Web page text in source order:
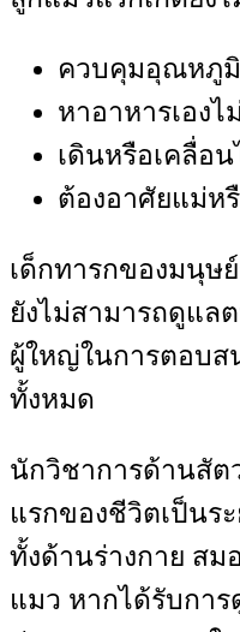
ควบคุมอุณหภูมิ
หาอาหารเองไ
เดินหรือเคลื่อ
ต้องอาศัยแม่ห
เด็กทารกของมนุษ
ยังไม่สามารถดูแล
ผู้ใหญ่ในการตอบส
ทั้งหมด
นักวิชาการด้านสัต
แรกของชีวิตเป็น
ทั้งด้านร่างกาย สม
แมว หากได้รับการ